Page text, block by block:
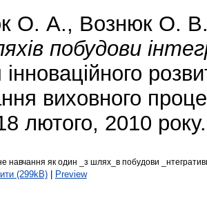
О. А., Вознюк О.
побудови
інноваційного
виховного
лютого, 2010
навчання як один _з шлях_в побудови
(299kB)| Preview